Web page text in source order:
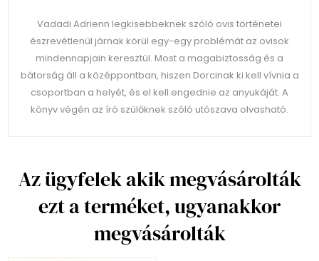
Vadadi Adrienn legkisebbeknek szóló ovis történetei
észrevétlenül járnak körül egy-egy problémát az ovisok
mindennapjain keresztül. Most a magabiztosság és a
bátorság áll a középpontban, hiszen Dorcinak ki kell vívnia a
csoportban a helyét, és el kell engednie az anyukáját. A
könyv végén az író szülőknek szóló utószava olvasható.
Az ügyfelek akik megvásárolták
ezt a terméket, ugyanakkor
megvásárolták